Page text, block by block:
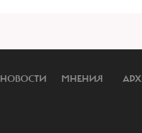
НОВОСТИ МНЕНИЯ